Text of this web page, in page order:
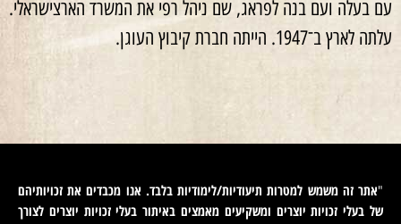
עם בעלה ועם בנה לפראג, שם ניהל רפי את המשרד הארצישראלי.
עלתה לארץ ב־1947. הייתה חברת קיבוץ העוגן.
"אתר זה משמש למטרות תיעודיות/לימודיות בלבד. אנו מכבדים את זכויותיהם
של בעלי זכויות יוצרים ומשקיעים מאמצים באיתור בעלי זכויות יוצרים לצורך